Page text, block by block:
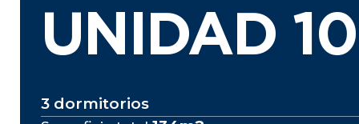
UNIDAD
3 dormitorios